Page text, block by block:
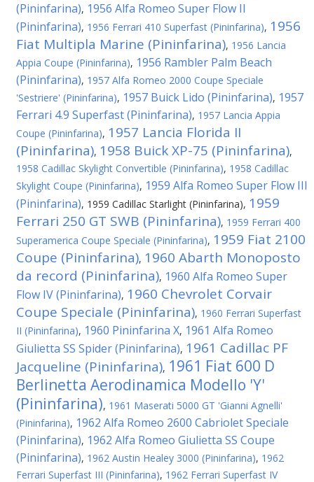
(Pininfarina), 1956 Alfa Romeo Super Flow II
(Pininfarina), 1956 Ferrari 410 Superfast (Pininfarina), 1956
Fiat Multipla Marine (Pininfarina), 1956 Lancia
Appia Coupe (Pininfarina), 1956 Rambler Palm Beach
(Pininfarina), 1957 Alfa Romeo 2000 Coupe Speciale
'Sestriere' (Pininfarina), 1957 Buick Lido (Pininfarina), 1957
Ferrari 4.9 Superfast (Pininfarina), 1957 Lancia Appia
Coupe (Pininfarina), 1957 Lancia Florida II
(Pininfarina), 1958 Buick XP-75 (Pininfarina),
1958 Cadillac Skylight Convertible (Pininfarina), 1958 Cadillac
Skylight Coupe (Pininfarina), 1959 Alfa Romeo Super Flow III
(Pininfarina), 1959 Cadillac Starlight (Pininfarina), 1959
Ferrari 250 GT SWB (Pininfarina), 1959 Ferrari 400
Superamerica Coupe Speciale (Pininfarina), 1959 Fiat 2100
Coupe (Pininfarina), 1960 Abarth Monoposto
da record (Pininfarina), 1960 Alfa Romeo Super
Flow IV (Pininfarina), 1960 Chevrolet Corvair
Coupe Speciale (Pininfarina), 1960 Ferrari Superfast
II (Pininfarina), 1960 Pininfarina X, 1961 Alfa Romeo
Giulietta SS Spider (Pininfarina), 1961 Cadillac PF
Jacqueline (Pininfarina), 1961 Fiat 600 D
Berlinetta Aerodinamica Modello 'Y'
(Pininfarina), 1961 Maserati 5000 GT 'Gianni Agnelli'
(Pininfarina), 1962 Alfa Romeo 2600 Cabriolet Speciale
(Pininfarina), 1962 Alfa Romeo Giulietta SS Coupe
(Pininfarina), 1962 Austin Healey 3000 (Pininfarina), 1962
Ferrari Superfast III (Pininfarina), 1962 Ferrari Superfast IV